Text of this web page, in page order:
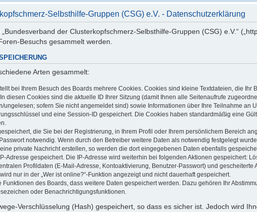
Selbsthilfe-Gruppen (CSG) e.V. - Datenschutzerklärung
der Clusterkopfschmerz-Selbsthilfe-Gruppen (CSG) e.V.“
Besuchs gesammelt werden.
Arten gesammelt:
bei Ihrem Besuch des Boards mehrere Cookies. Cookies sind kleine Textdateien, die
diesen Cookies sind die aktuelle ID Ihrer Sitzung (damit Ihnen alle Seitenaufrufe
ungelesen; sofern Sie nicht angemeldet sind) sowie Informationen über Ihre Teilnahme an
und eine Session-ID gespeichert. Die Cookies haben standardmäßig eine
die Sie bei der Registrierung, in Ihrem Profil oder Ihrem persönlichem Bereich
notwendig. Wenn durch den Betreiber weitere Daten als notwendig festgelegt
private Nachricht erstellen, so werden die dort eingegebenen Daten ebenfalls
Adresse gespeichert. Die IP-Adresse wird weiterhin bei folgenden Aktionen gespeichert:
Profildaten (E-Mail-Adresse, Kontoaktivierung, Benutzer-Passwort) und
nur in der „Wer ist online?“-Funktion angezeigt und nicht dauerhaft gespeichert.
des Boards, dass weitere Daten gespeichert werden. Dazu gehören Ihr
oder Benachrichtigungsfunktionen.
Verschlüsselung (Hash) gespeichert, so dass es sicher ist. Jedoch wird